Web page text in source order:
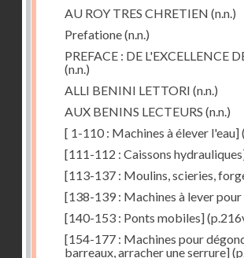
AU ROY TRES CHRETIEN (n.n.)
Prefatione(n.n.)
PREFACE : DE L'EXCELLENCE
(n.n.)
ALLI BENINI LETTORI (n.n.)
AUX BENINS LECTEURS (n.n.)
[ 1-110 : Machines à élever l'eau]
[111-112 : Caissons
[113-137 : Moulins, scieries,
[138-139 : Machines à lever
[140-153 : Ponts mobiles]
[154-177 : Machines pour
barreaux, arracher une serrure]